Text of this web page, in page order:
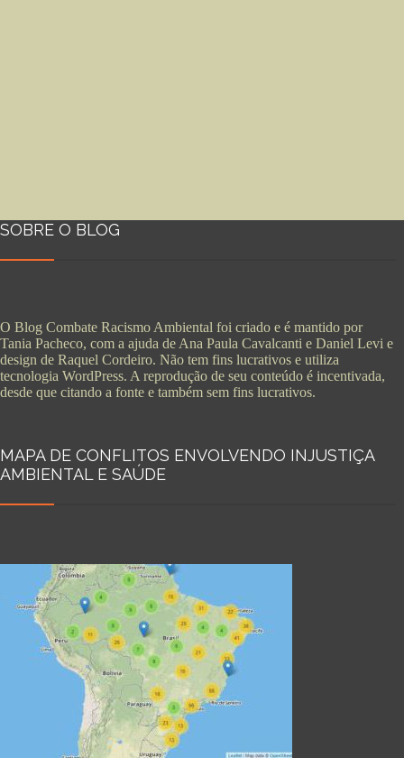
SOBRE O BLOG
O Blog Combate Racismo Ambiental foi criado e é mantido por
Tania Pacheco, com a ajuda de Ana Paula Cavalcanti e Daniel Levi e
design de Raquel Cordeiro. Não tem fins lucrativos e utiliza
tecnologia WordPress. A reprodução de seu conteúdo é incentivada,
desde que citando a fonte e também sem fins lucrativos.
MAPA DE CONFLITOS ENVOLVENDO INJUSTIÇA
AMBIENTAL E SAÚDE